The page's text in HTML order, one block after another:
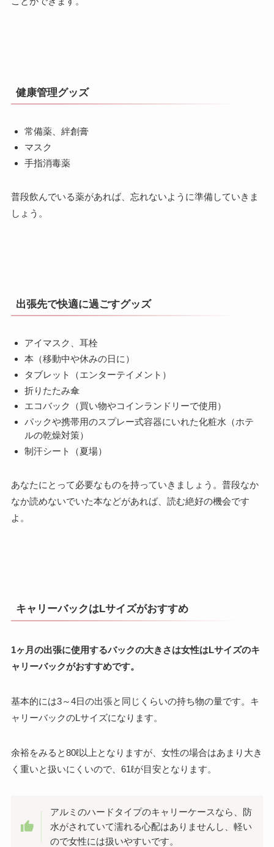
健康管理グッズ
常備薬、絆創膏
マスク
手指消毒薬
普段飲んでいる薬があれば、忘れないように準備していきま
しょう。
出張先で快適に過ごすグッズ
アイマスク、耳栓
本（移動中や休みの日に）
タブレット（エンターテイメント）
折りたたみ傘
エコバック（買い物やコインランドリーで使用）
パックや携帯用のスプレー式容器にいれた化粧水（ホテ
ルの乾燥対策）
制汗シート（夏場）
あなたにとって必要なものを持っていきましょう。普段なか
なか読めないでいた本などがあれば、読む絶好の機会です
よ。
キャリーバックはLサイズがおすすめ
1ヶ月の出張に使用するバックの大きさは女性はLサイズのキ
ャリーバックがおすすめです。
基本的には3～4日の出張と同じくらいの持ち物の量です。キ
ャリーバックのLサイズになります。
余裕をみると80ℓ以上となりますが、女性の場合はあまり大き
く重いと扱いにくいので、61ℓが目安となります。
アルミのハードタイプのキャリーケースなら、防
水がされていて濡れる心配はありませんし、軽い
ので女性には扱いやすいです。